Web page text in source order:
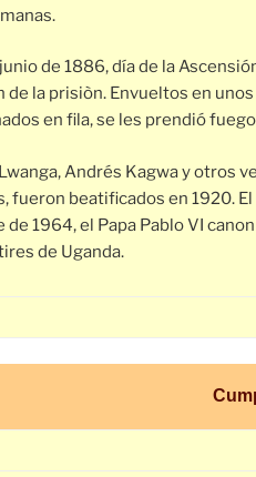
de 1886, día de la
de la prisiòn. Envueltos en
en fila, se les prendió
Andrés Kagwa y otros
fueron beatificados en 1920. El
de 1964, el Papa Pablo VI
de Uganda.